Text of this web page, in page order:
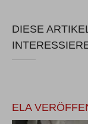
DIESE
ELA